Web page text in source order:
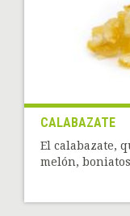
CALABAZATE
El calabazate,
melón,